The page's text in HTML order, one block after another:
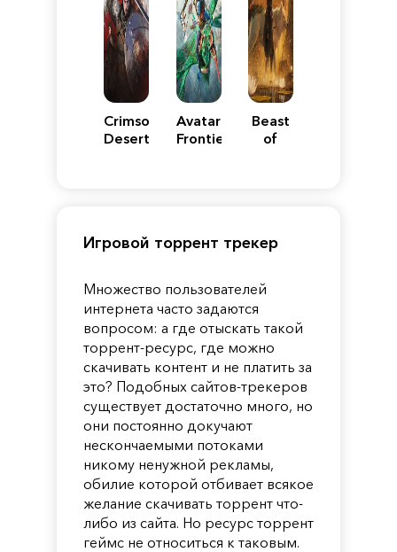
Crimson
Desert
Avatar:
Frontiers
Beast
of
Игровой торрент трекер
Множество пользователей
интернета часто задаются
вопросом: а где отыскать такой
торрент-ресурс, где можно
скачивать контент и не платить за
это? Подобных сайтов-трекеров
существует достаточно много, но
они постоянно докучают
нескончаемыми потоками
никому ненужной рекламы,
обилие которой отбивает всякое
желание скачивать торрент что-
либо из сайта. Но ресурс торрент
геймс не относиться к таковым.